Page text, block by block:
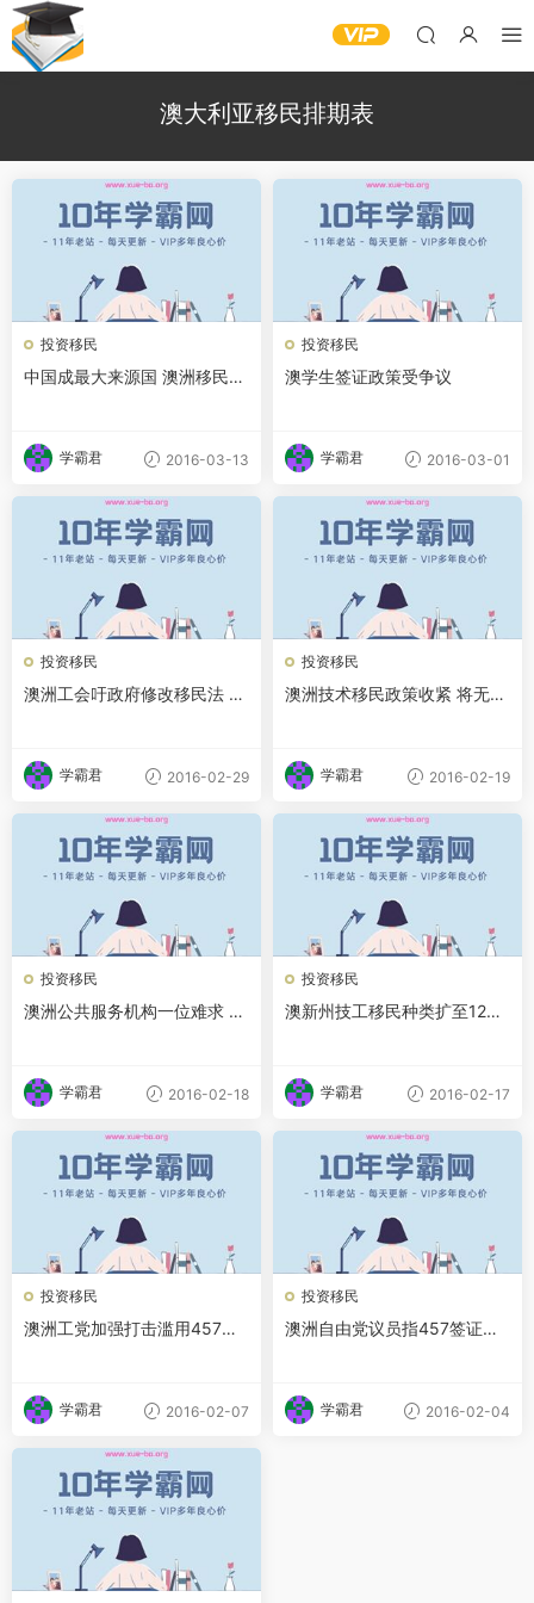
澳大利亚移民排期表
投资移民
中国成最大来源国 澳洲移民新
学霸君 2016-03-13
投资移民
澳学生签证政策受争议
学霸君 2016-03-01
投资移民
澳洲工会吁政府修改移民法 雇
学霸君 2016-02-29
投资移民
澳洲技术移民政策收紧 将无专
学霸君 2016-02-19
投资移民
澳洲公共服务机构一位难求 采
学霸君 2016-02-18
投资移民
澳新州技工移民种类扩至120
学霸君 2016-02-17
投资移民
澳洲工党加强打击滥用457签
学霸君 2016-02-07
投资移民
澳洲自由党议员指457签证改
学霸君 2016-02-04